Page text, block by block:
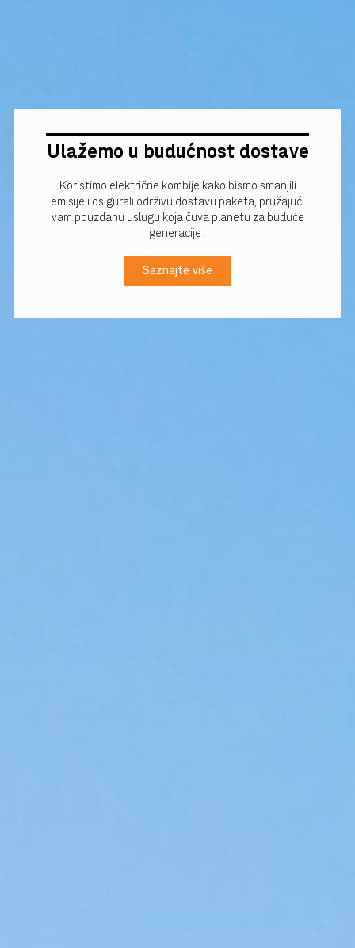
Ulažemo u budućnost dostave
Koristimo električne kombije kako bismo smanjili
emisije i osigurali održivu dostavu paketa, pružajući
vam pouzdanu uslugu koja čuva planetu za buduće
generacije!
Saznajte više